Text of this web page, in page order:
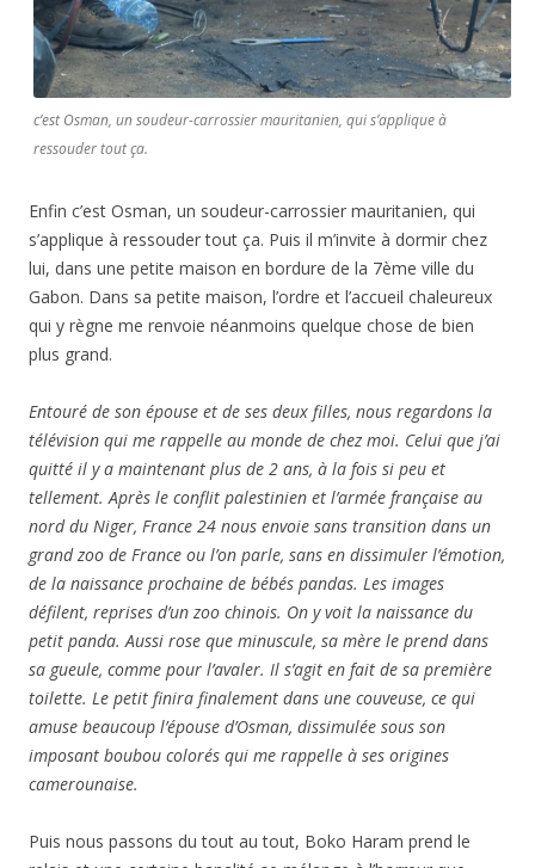
c’est Osman, un soudeur-carrossier mauritanien, qui s’applique à
ressouder tout ça.
Enfin c’est Osman, un soudeur-carrossier mauritanien, qui
s’applique à ressouder tout ça. Puis il m’invite à dormir chez
lui, dans une petite maison en bordure de la 7ème ville du
Gabon. Dans sa petite maison, l’ordre et l’accueil chaleureux
qui y règne me renvoie néanmoins quelque chose de bien
plus grand.
Entouré de son épouse et de ses deux filles, nous regardons la
télévision qui me rappelle au monde de chez moi. Celui que j’ai
quitté il y a maintenant plus de 2 ans, à la fois si peu et
tellement. Après le conflit palestinien et l’armée française au
nord du Niger, France 24 nous envoie sans transition dans un
grand zoo de France ou l’on parle, sans en dissimuler l’émotion,
de la naissance prochaine de bébés pandas. Les images
défilent, reprises d’un zoo chinois. On y voit la naissance du
petit panda. Aussi rose que minuscule, sa mère le prend dans
sa gueule, comme pour l’avaler. Il s’agit en fait de sa première
toilette. Le petit finira finalement dans une couveuse, ce qui
amuse beaucoup l’épouse d’Osman, dissimulée sous son
imposant boubou colorés qui me rappelle à ses origines
camerounaise.
Puis nous passons du tout au tout, Boko Haram prend le